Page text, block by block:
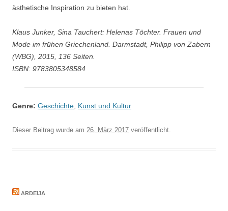
ästhetische Inspiration zu bieten hat.
Klaus Junker, Sina Tauchert: Helenas Töchter. Frauen und
Mode im frühen Griechenland. Darmstadt, Philipp von Zabern
(WBG), 2015, 136 Seiten.
ISBN: 9783805348584
Genre: Geschichte Kunst und Kultur
Dieser Beitrag wurde am 26. März 2017 veröffentlicht.
ARDEIJA